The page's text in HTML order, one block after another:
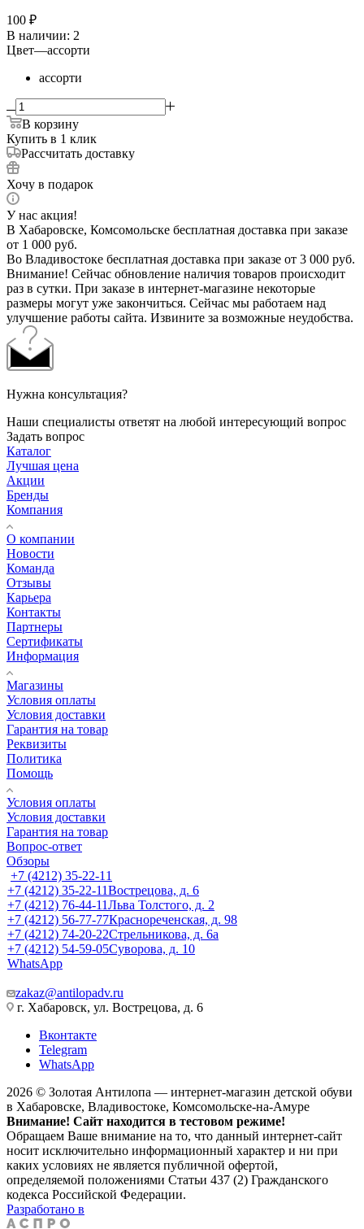
100 ₽
В наличии: 2
Цвет—ассорти
ассорти
В корзину
Купить в 1 клик
Рассчитать доставку
Хочу в подарок
У нас акция!
В Хабаровске, Комсомольске бесплатная доставка при заказе
от 1 000 руб.
Во Владивостоке бесплатная доставка при заказе от 3 000 руб.
Внимание! Сейчас обновление наличия товаров происходит
раз в сутки. При заказе в интернет-магазине некоторые
размеры могут уже закончиться. Сейчас мы работаем над
улучшение работы сайта. Извините за возможные неудобства.
Нужна консультация?
Наши специалисты ответят на любой интересующий вопрос
Задать вопрос
Каталог
Лучшая цена
Акции
Бренды
Компания
О компании
Новости
Команда
Отзывы
Карьера
Контакты
Партнеры
Сертификаты
Информация
Магазины
Условия оплаты
Условия доставки
Гарантия на товар
Реквизиты
Политика
Помощь
Условия оплаты
Условия доставки
Гарантия на товар
Вопрос-ответ
Обзоры
+7 (4212) 35-22-11
+7 (4212) 35-22-11Вострецова, д. 6
+7 (4212) 76-44-11Льва Толстого, д. 2
+7 (4212) 56-77-77Краснореченская, д. 98
+7 (4212) 74-20-22Стрельникова, д. 6а
+7 (4212) 54-59-05Суворова, д. 10
WhatsApp
zakaz@antilopadv.ru
г. Хабаровск, ул. Вострецова, д. 6
Вконтакте
Telegram
WhatsApp
2026 © Золотая Антилопа — интернет-магазин детской обуви
в Хабаровске, Владивостоке, Комсомольске-на-Амуре
Внимание! Сайт находится в тестовом режиме!
Обращаем Ваше внимание на то, что данный интернет-сайт
носит исключительно информационный характер и ни при
каких условиях не является публичной офертой,
определяемой положениями Статьи 437 (2) Гражданского
кодекса Российской Федерации.
Разработано в